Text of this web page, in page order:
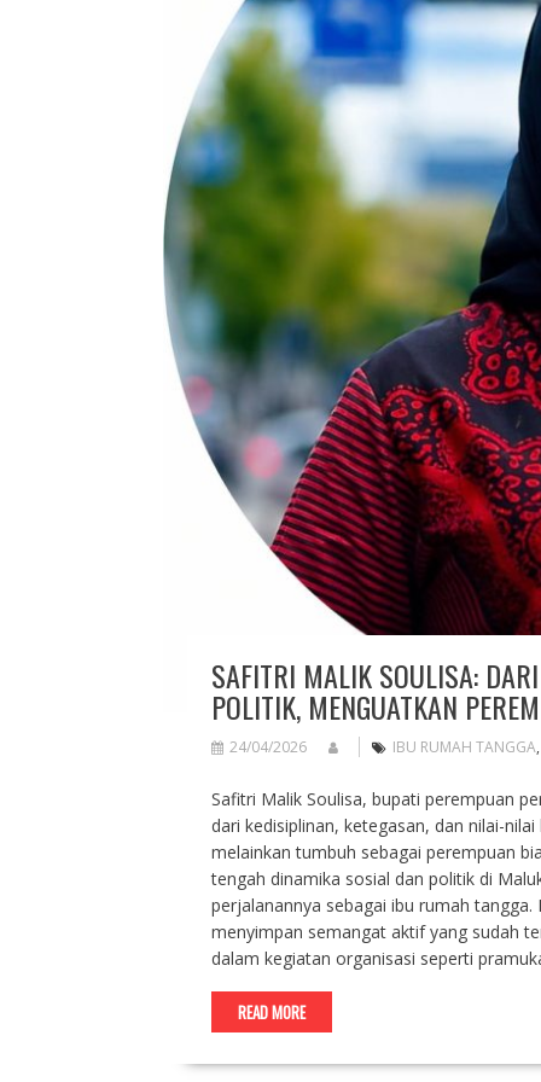
SAFITRI MALIK SOULISA:
POLITIK, MENGUATKAN
24/04/2026 IBU RUMAH TANGGA
Safitri Malik Soulisa, bupati perempuan
dari kedisiplinan, ketegasan, dan nilai-
melainkan tumbuh sebagai perempuan
tengah dinamika sosial dan politik di
perjalanannya sebagai ibu rumah
menyimpan semangat aktif yang sudah
dalam kegiatan organisasi seperti
READ MORE